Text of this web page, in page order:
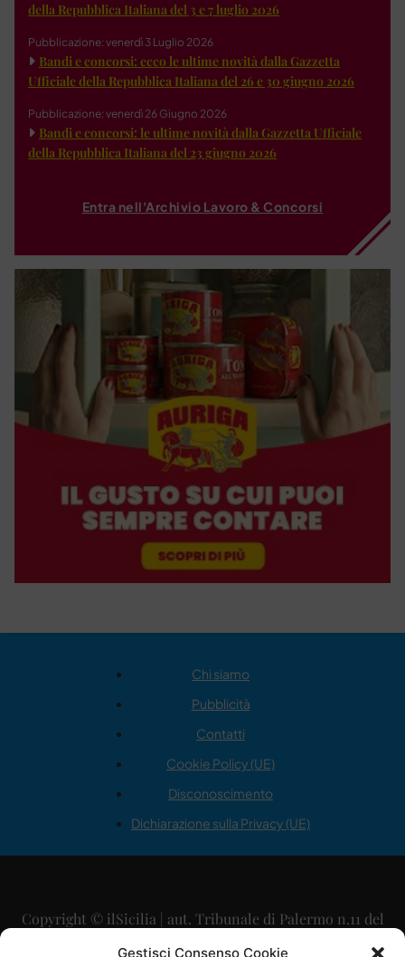
Gestisci Consenso Cookie
della Repubblica Italiana del 3 e 7 luglio 2026
Pubblicazione: venerdì 3 Luglio 2026
Bandi e concorsi: ecco le ultime novità dalla Gazzetta
Ufficiale della Repubblica Italiana del 26 e 30 giugno 2026
Pubblicazione: venerdì 26 Giugno 2026
Bandi e concorsi: le ultime novità dalla Gazzetta Ufficiale
della Repubblica Italiana del 23 giugno 2026
Entra nell'Archivio Lavoro & Concorsi
Chi siamo
Pubblicità
Contatti
Cookie Policy (UE)
Disconoscimento
Dichiarazione sulla Privacy (UE)
Copyright © ilSicilia | aut. Tribunale di Palermo n.11 del
29/09/2015